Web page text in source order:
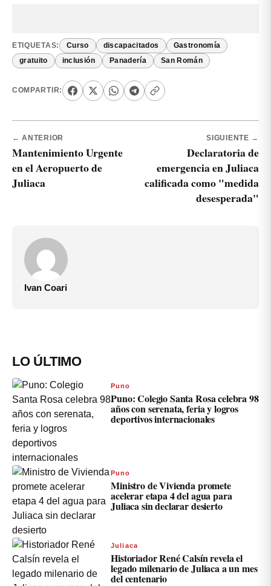
ETIQUETAS: Curso discapacitados Gastronomía
gratuito inclusión Panadería San Román
COMPARTIR:
← ANTERIOR
Mantenimiento Urgente
en el Aeropuerto de
Juliaca
SIGUIENTE →
Declaratoria de
emergencia en Juliaca
calificada como "medida
desesperada"
Ivan Coari
LO ÚLTIMO
Puno
Puno: Colegio Santa Rosa celebra 98
años con serenata, feria y logros
deportivos internacionales
Puno
Ministro de Vivienda promete
acelerar etapa 4 del agua para
Juliaca sin declarar desierto
Juliaca
Historiador René Calsín revela el
legado milenario de Juliaca a un mes
del centenario